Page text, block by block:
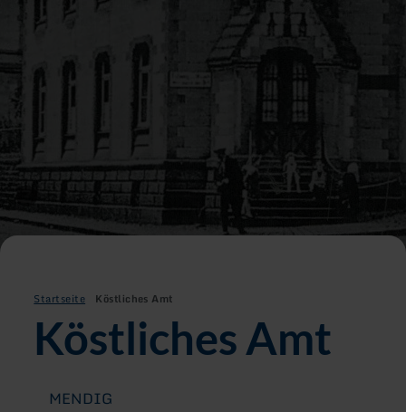
Startseite Köstliches Amt
Köstliches Amt
MENDIG